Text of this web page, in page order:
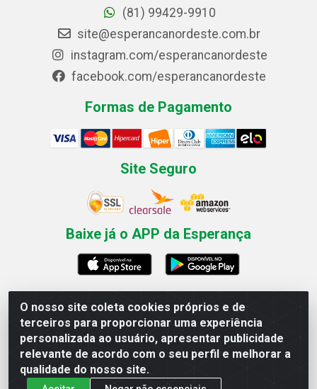
O nosso site coleta cookies próprios e de
terceiros para proporcionar uma experiência
personalizada ao usuário, apresentar publicidade
relevante de acordo com o seu perfil e melhorar a
qualidade do nosso site.
(81) 99429-9910
site@esperancanordeste.com.br
instagram.com/esperancanordeste
facebook.com/esperancanordeste
Formas de Pagamento
Site Seguro
Baixe já o APP da Esperança
Esperança Nordeste - Rua Professor Caldas Filho, 291 -
Estância - Recife / PE CEP: 50771-335 - CNPJ
03.666.136/0001-23